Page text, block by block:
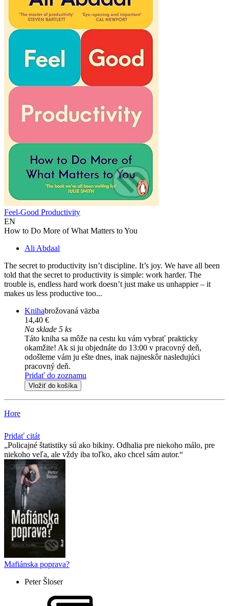
Feel-Good Productivity
EN
How to Do More of What Matters to You
Ali Abdaal
The secret to productivity isn’t discipline. It’s joy. We have all been
told that the secret to productivity is simple: work harder. The
trouble is, endless hard work doesn’t just make us unhappier – it
makes us less productive too...
Knihabrožovaná väzba
14,40 €
Na sklade 5 ks
Táto kniha sa môže na cestu ku vám vybrať prakticky
okamžite! Ak si ju objednáte do 13:00 v pracovný deň,
odošleme vám ju ešte dnes, inak najneskôr nasledujúci
pracovný deň.
Pridať do zoznamu
Vložiť do košíka
Hore
Pridať citát
Policajné štatistiky sú ako bikiny. Odhalia pre niekoho málo, pre
niekoho veľa, ale vždy iba toľko, ako chcel sám autor.
Mafiánska poprava?
Peter Šloser